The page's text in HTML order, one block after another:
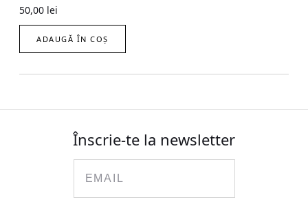
50,00 lei
ADAUGĂ ÎN COȘ
Înscrie-te la newsletter